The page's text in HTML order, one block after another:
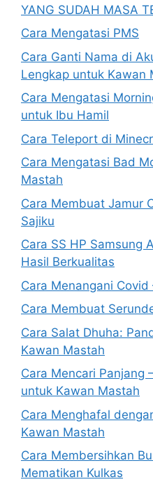
YANG SUDAH MASA
Cara Mengatasi PMS
Cara Ganti Nama di
Lengkap untuk Kawan
Cara Mengatasi
untuk Ibu Hamil
Cara Teleport di
Cara Mengatasi Bad
Mastah
Cara Membuat Jamur
Sajiku
Cara SS HP Samsung
Hasil Berkualitas
Cara Menangani
Cara Membuat
Cara Salat Dhuha:
Kawan Mastah
Cara Mencari Panjang
untuk Kawan Mastah
Cara Menghafal
Kawan Mastah
Cara Membersihkan
Mematikan Kulkas